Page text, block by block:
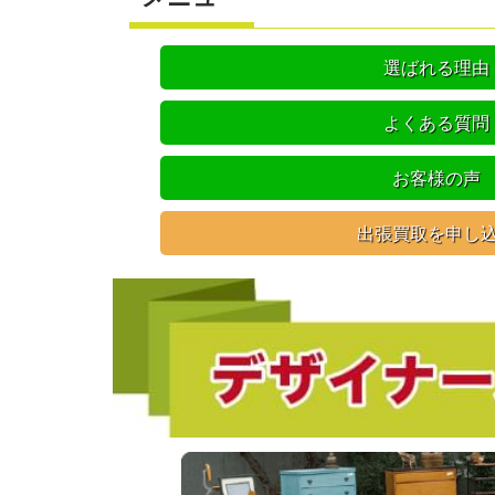
選ばれる理由
よくある質問
お客様の声
出張買取を申し